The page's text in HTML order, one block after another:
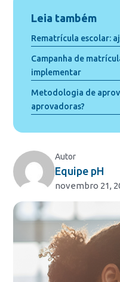
Leia também
Rematrícula escolar:
Campanha de
implementar
Metodologia de
aprovadoras?
Autor
Equipe pH
novembro 21,